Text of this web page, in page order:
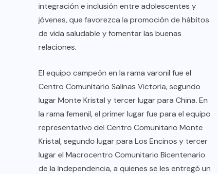
integración e inclusión entre adolescentes y
jóvenes, que favorezca la promoción de hábitos
de vida saludable y fomentar las buenas
relaciones.
El equipo campeón en la rama varonil fue el
Centro Comunitario Salinas Victoria, segundo
lugar Monte Kristal y tercer lugar para China. En
la rama femenil, el primer lugar fue para el equipo
representativo del Centro Comunitario Monte
Kristal, segundo lugar para Los Encinos y tercer
lugar el Macrocentro Comunitario Bicentenario
de la Independencia, a quienes se les entregó un